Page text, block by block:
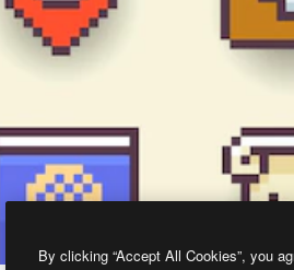
By clicking “Accept All Cookies”, you